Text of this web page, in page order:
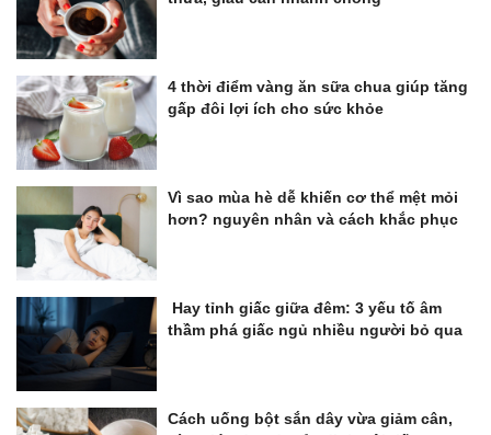
4 thời điểm vàng ăn sữa chua giúp tăng
gấp đôi lợi ích cho sức khỏe
Vì sao mùa hè dễ khiến cơ thể mệt mỏi
hơn? nguyên nhân và cách khắc phục
Hay tỉnh giấc giữa đêm: 3 yếu tố âm
thầm phá giấc ngủ nhiều người bỏ qua
Cách uống bột sắn dây vừa giảm cân,